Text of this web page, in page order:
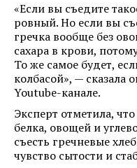
«Если вы съедите
ровный. Но если вы
гречка вообще без
сахара в крови,
То же самое будет,
колбасой», — сказала
Youtube-канале.
Эксперт отметила,
белка, овощей и
съесть гречневые
чувство сытости и